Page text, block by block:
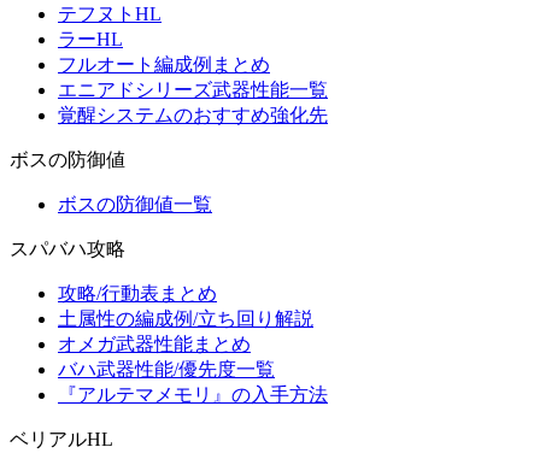
テフヌトHL
ラーHL
フルオート編成例まとめ
エニアドシリーズ武器性能一覧
覚醒システムのおすすめ強化先
ボスの防御値
ボスの防御値一覧
スパバハ攻略
攻略/行動表まとめ
土属性の編成例/立ち回り解説
オメガ武器性能まとめ
バハ武器性能/優先度一覧
『アルテマメモリ』の入手方法
ベリアルHL